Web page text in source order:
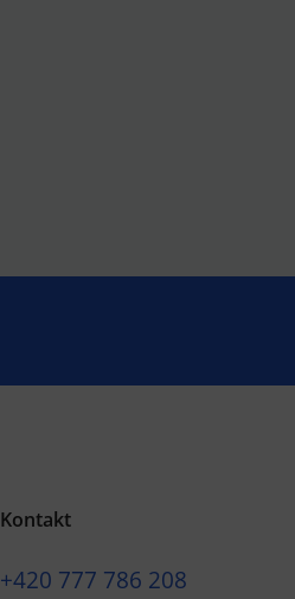
Kontakt
+420 777 786 208